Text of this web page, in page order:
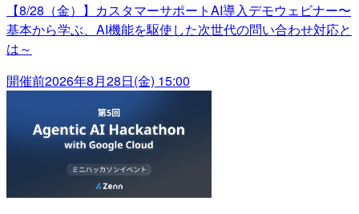
【8/28（金）】カスタマーサポートAI導入デモウェビナー〜
基本から学ぶ、AI機能を駆使した次世代の問い合わせ対応と
は～
開催前2026年8月28日(金) 15:00